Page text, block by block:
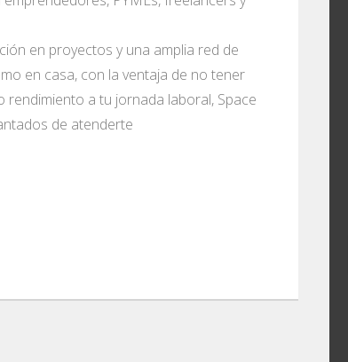
en proyectos y una amplia red de
en casa, con la ventaja de no tener
a tu jornada laboral, Space
de atenderte